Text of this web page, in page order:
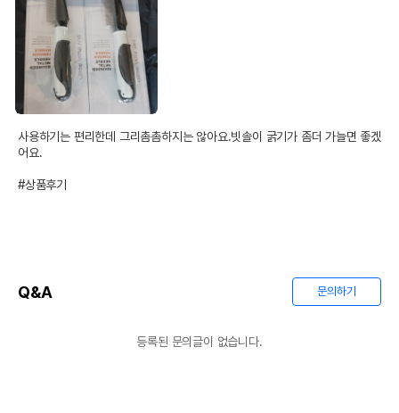
법에 의한 인증,허가 등을
사용하기는 편리한데 그리촘촘하지는 않아요.빗솔이 굵기가 좀더 가늘면 좋겠
어요.
#상품후기
Q&A 문의하기
등록된 문의글이 없습니다.